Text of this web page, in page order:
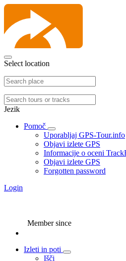
Select location
Jezik
Pomoč
Uporabljaj GPS-Tour.info
Objavi izlete GPS
Informacije o oceni
Objavi izlete GPS
Forgotten password
Login
Member since
Izleti in poti
Išči